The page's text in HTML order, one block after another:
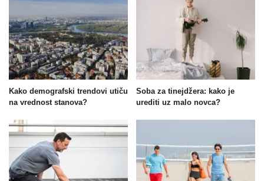
Kako demografski trendovi utiču
na vrednost stanova?
Soba za tinejdžera: kako je
urediti uz malo novca?